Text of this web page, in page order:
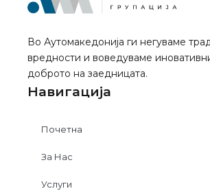
Во Аутомакедонија ги негуваме
вредности и воведуваме
доброто на заедницата.
Навигација
Почетна
За Нас
Услуги